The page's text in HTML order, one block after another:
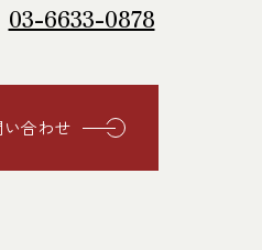
03-6633-0878
い合わせ